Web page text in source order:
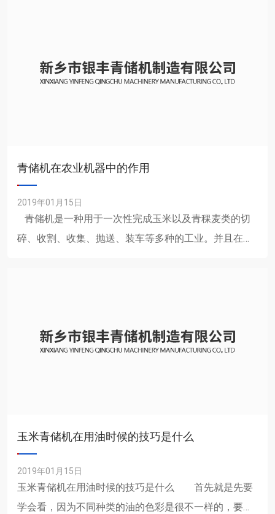
青储机在农业机器中的作用
2019年01月15日
青储机是一种用于一次性完成玉米以及青稞麦类的切
碎、收割、收集、抛送、装车等多种的工业。并且在玉
玉米青储机在用油时候的技巧是什么
2019年01月15日
玉米青储机在用油时候的技巧是什么 首先就是先要
学会看，因为不同种类的油的色彩是很不一样的，要仔